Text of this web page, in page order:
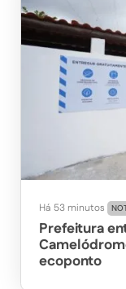
Há 53 minutos
Prefeitura
ecoponto